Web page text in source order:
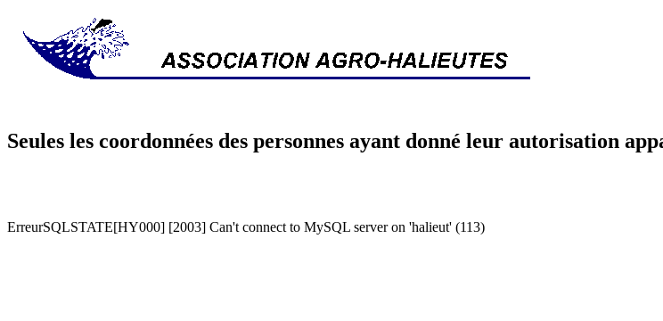
Seules les coordonnées des personnes ayant donné leur autorisation
ErreurSQLSTATE[HY000] [2003] Can't connect to MySQL server on 'halieut' (113)